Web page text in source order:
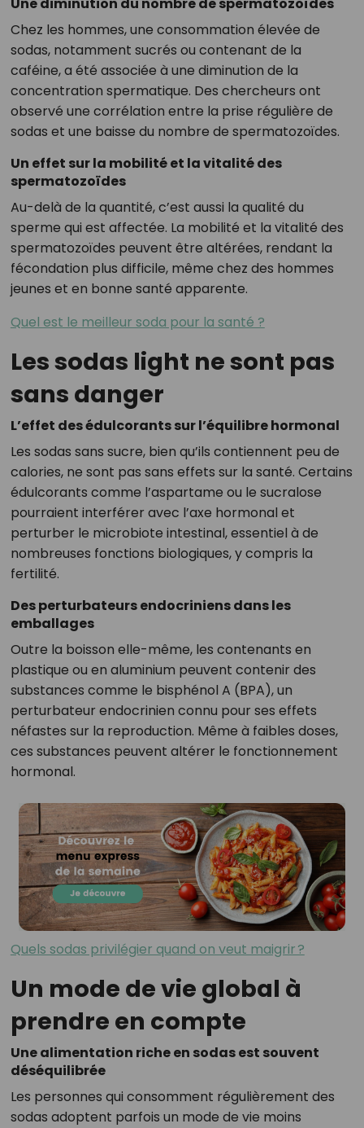
Une diminution du nombre de spermatozoïdes
Chez les hommes, une consommation élevée de
sodas, notamment sucrés ou contenant de la
caféine, a été associée à une diminution de la
concentration spermatique. Des chercheurs ont
observé une corrélation entre la prise régulière de
sodas et une baisse du nombre de spermatozoïdes.
Un effet sur la mobilité et la vitalité des
spermatozoïdes
Au-delà de la quantité, c’est aussi la qualité du
sperme qui est affectée. La mobilité et la vitalité des
spermatozoïdes peuvent être altérées, rendant la
fécondation plus difficile, même chez des hommes
jeunes et en bonne santé apparente.
Quel est le meilleur soda pour la santé ?
Les sodas light ne sont pas
sans danger
L’effet des édulcorants sur l’équilibre hormonal
Les sodas sans sucre, bien qu’ils contiennent peu de
calories, ne sont pas sans effets sur la santé. Certains
édulcorants comme l’aspartame ou le sucralose
pourraient interférer avec l’axe hormonal et
perturber le microbiote intestinal, essentiel à de
nombreuses fonctions biologiques, y compris la
fertilité.
Des perturbateurs endocriniens dans les
emballages
Outre la boisson elle-même, les contenants en
plastique ou en aluminium peuvent contenir des
substances comme le bisphénol A (BPA), un
perturbateur endocrinien connu pour ses effets
néfastes sur la reproduction. Même à faibles doses,
ces substances peuvent altérer le fonctionnement
hormonal.
Quels sodas privilégier quand on veut maigrir ?
Un mode de vie global à
prendre en compte
Une alimentation riche en sodas est souvent
déséquilibrée
Les personnes qui consomment régulièrement des
sodas adoptent parfois un mode de vie moins